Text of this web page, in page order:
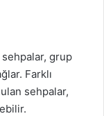
sehpalar, grup
Farklı
sehpalar,